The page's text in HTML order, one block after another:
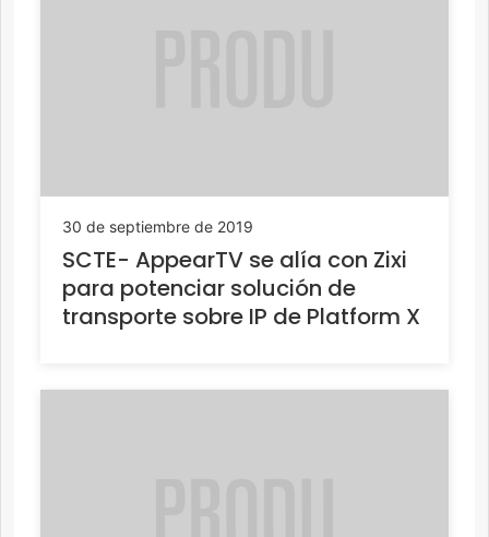
30 de septiembre de 2019
SCTE- AppearTV se alía con Zixi
para potenciar solución de
transporte sobre IP de Platform X